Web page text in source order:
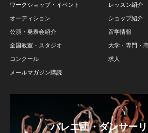
ワークショップ・イベント
オーディション
公演・発表会紹介
全国教室・スタジオ
コンクール
メールマガジン購読
レッスン紹介
ショップ紹介
留学情報
大学・専門・
求人
バレエ団・ダンサー